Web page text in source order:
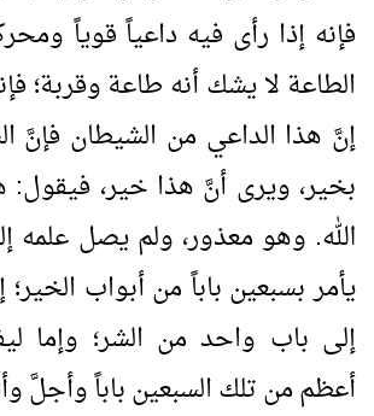
فإنه إذا رأى فيه داعياً قوياً
الطاعة لا يشك أنه طاعة وقربة؛
إنَّ هذا الداعي من الشيطان فإنَّ
بخير، ويرى أنَّ هذا خير، فيقول:
الله. وهو معذور، ولم يصل علمه
يأمر بسبعين باباً من أبواب
إلى باب واحد من الشر؛ وإما
أعظم من تلك السبعين باباً وأجلَّ